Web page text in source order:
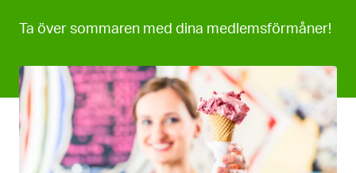
Ta över sommaren med dina medlemsförmåner!